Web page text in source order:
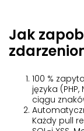
Jak
100 %
języka
ciągu
Każdy pull